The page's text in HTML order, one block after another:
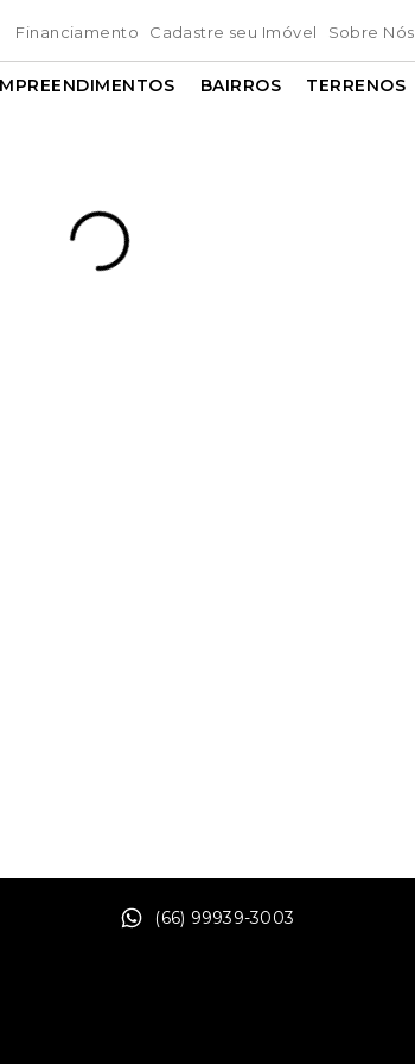
Financiamento Cadastre seu Imóvel Sobre Nós
BAIRROS TERRENOS
(66) 99939-3003